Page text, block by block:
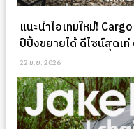
แนะนำไอเทมใหม่!
ป์ปิ้งขยายได้ ดีไซน์สุดเ
22 มิ.ย. 2026